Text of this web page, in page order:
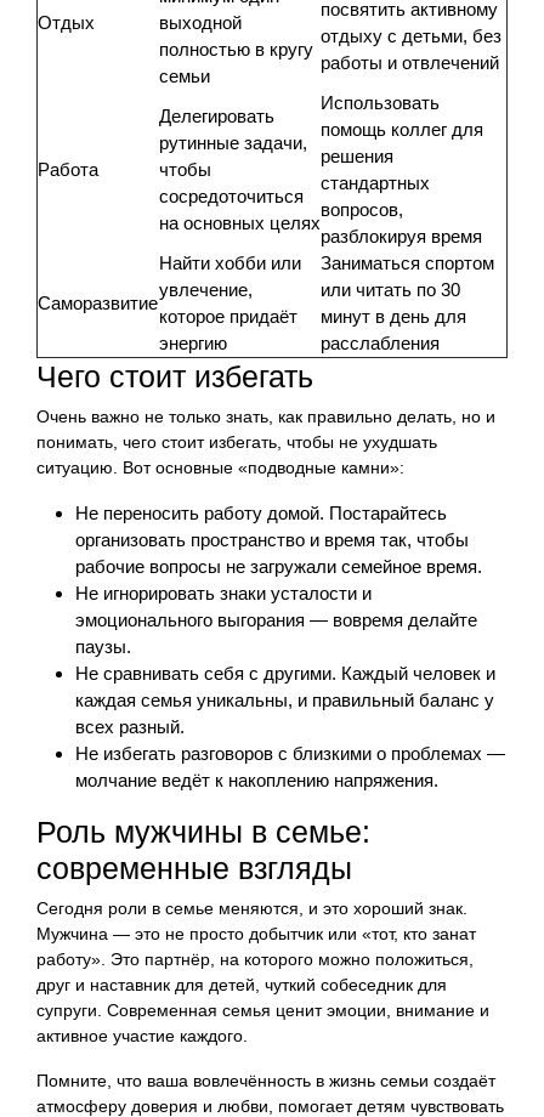
Отдых
выходной
полностью в кругу
семьи
посвятить активному
отдыху с детьми, без
работы и отвлечений
Работа
Делегировать
рутинные задачи,
чтобы
сосредоточиться
на основных целях
Использовать
помощь коллег для
решения
стандартных
вопросов,
разблокируя время
Саморазвитие
Найти хобби или
увлечение,
которое придаёт
энергию
Заниматься спортом
или читать по 30
минут в день для
расслабления
Чего стоит избегать
Очень важно не только знать, как правильно делать, но и
понимать, чего стоит избегать, чтобы не ухудшать
ситуацию. Вот основные «подводные камни»:
Не переносить работу домой. Постарайтесь
организовать пространство и время так, чтобы
рабочие вопросы не загружали семейное время.
Не игнорировать знаки усталости и
эмоционального выгорания — вовремя делайте
паузы.
Не сравнивать себя с другими. Каждый человек и
каждая семья уникальны, и правильный баланс у
всех разный.
Не избегать разговоров с близкими о проблемах —
молчание ведёт к накоплению напряжения.
Роль мужчины в семье:
современные взгляды
Сегодня роли в семье меняются, и это хороший знак.
Мужчина — это не просто добытчик или «тот, кто занат
работу». Это партнёр, на которого можно положиться,
друг и наставник для детей, чуткий собеседник для
супруги. Современная семья ценит эмоции, внимание и
активное участие каждого.
Помните, что ваша вовлечённость в жизнь семьи создаёт
атмосферу доверия и любви, помогает детям чувствовать